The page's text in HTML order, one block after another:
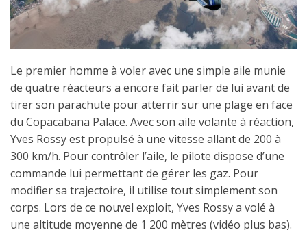
Le premier homme à voler avec une simple aile munie
de quatre réacteurs a encore fait parler de lui avant de
tirer son parachute pour atterrir sur une plage en face
du Copacabana Palace. Avec son aile volante à réaction,
Yves Rossy est propulsé à une vitesse allant de 200 à
300 km/h. Pour contrôler l’aile, le pilote dispose d’une
commande lui permettant de gérer les gaz. Pour
modifier sa trajectoire, il utilise tout simplement son
corps. Lors de ce nouvel exploit, Yves Rossy a volé à
une altitude moyenne de 1 200 mètres (vidéo plus bas).